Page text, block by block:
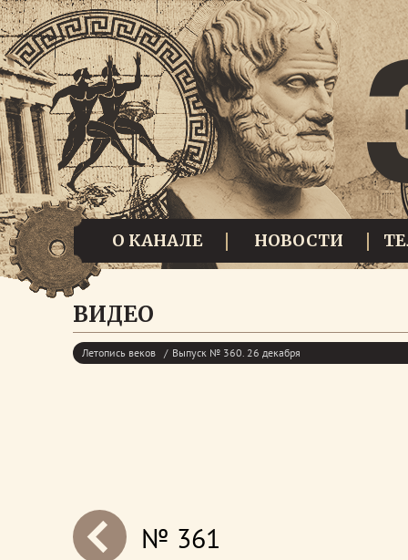
О КАНАЛЕ НОВОСТИ
ВИДЕО
Летопись веков Выпуск № 360. 26 декабря
next№ 361